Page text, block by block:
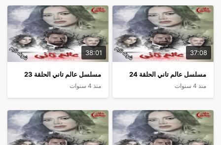
37:08
مسلسل عالم تاني الحلقة 24
منذ 4 سنوات
38:01
مسلسل عالم تاني الحلقة 23
منذ 4 سنوات